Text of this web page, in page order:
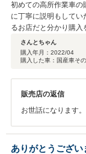
初めての高所作業車の
に丁寧に説明もして
るお店だと分かり購
もしいお店だと思い
さんとちゃん
購入年月： 2022/04
購入した車：国産車
販売店の返信
お世話になります
後とも宜しくお願
ありがとうござい